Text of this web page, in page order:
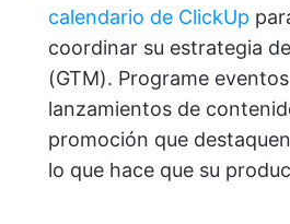
calendario de ClickUp
coordinar su estrategia
(GTM). Programe
lanzamientos de
promoción que
lo que hace que su